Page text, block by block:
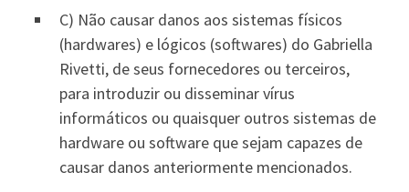
C) Não causar danos aos sistemas físicos
(hardwares) e lógicos (softwares) do Gabriella
Rivetti, de seus fornecedores ou terceiros,
para introduzir ou disseminar vírus
informáticos ou quaisquer outros sistemas de
hardware ou software que sejam capazes de
causar danos anteriormente mencionados.